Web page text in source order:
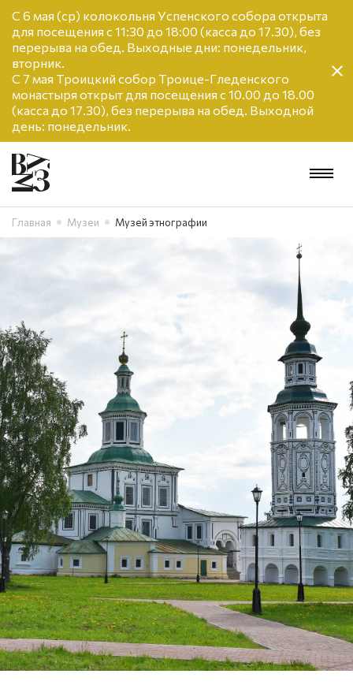
С 6 мая (ср) колокольня Успенского собора открыта
для посещения с 11:30 до 18:00 (касса до 17.30), без
перерыва на обед. Выходные дни: понедельник,
вторник.
С 7 мая Троицкий собор Троице-Гледенского
монастыря открыт для посещения с 10.00 до 18.00
(касса до 17.30), без перерыва на обед. Выходной
день: понедельник.
Главная Музеи Музей этнографии